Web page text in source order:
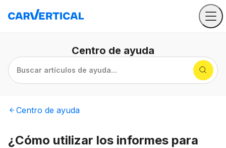
Centro de ayuda
Buscar artículos de ayuda...
Centro de ayuda
¿Cómo utilizar los informes para